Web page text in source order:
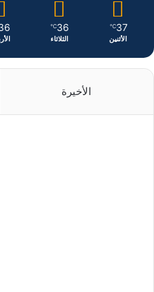
37
℃
الأثنين
36
℃
الثلاثاء
الأخيرة